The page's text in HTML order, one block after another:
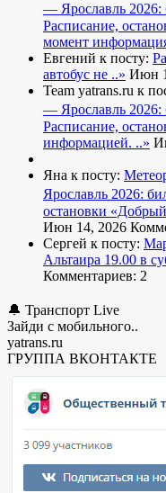
— Ярославль 2026:
Расписание,
момент
Евгений к посту:
автобус не ..» Июн
Team yatrans.ru к
— Ярославль 2026:
Расписание,
информацией. ..»
Яна к посту:
Ярославль 2026:
остановки «Добрый
Июн 14, 2026
Сергей к посту:
Альтаира 19.00 в
Комментариев: 2
🔔 Транспорт Live
Зайди с мобильного..
yatrans.ru
ГРУППА ВКОНТАКТЕ